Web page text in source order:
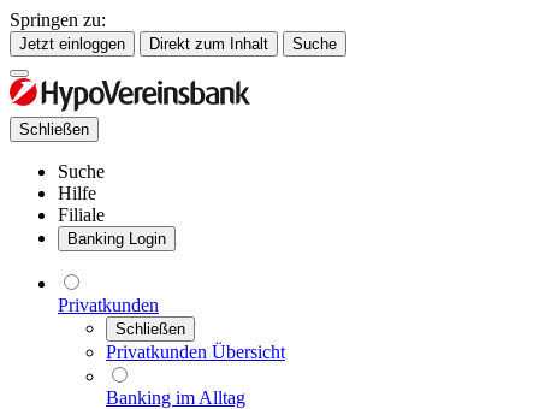
Springen zu:
Jetzt einloggen Direkt zum Inhalt Suche
Schließen
Suche
Hilfe
Filiale
Banking Login
Privatkunden
Schließen
Privatkunden Übersicht
Banking im Alltag